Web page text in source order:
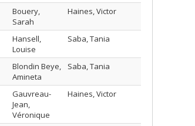
Bouery,
Sarah
Haines, Victor
Hansell,
Louise
Saba, Tania
Blondin Beye,
Amineta
Saba, Tania
Gauvreau-
Jean,
Véronique
Haines, Victor